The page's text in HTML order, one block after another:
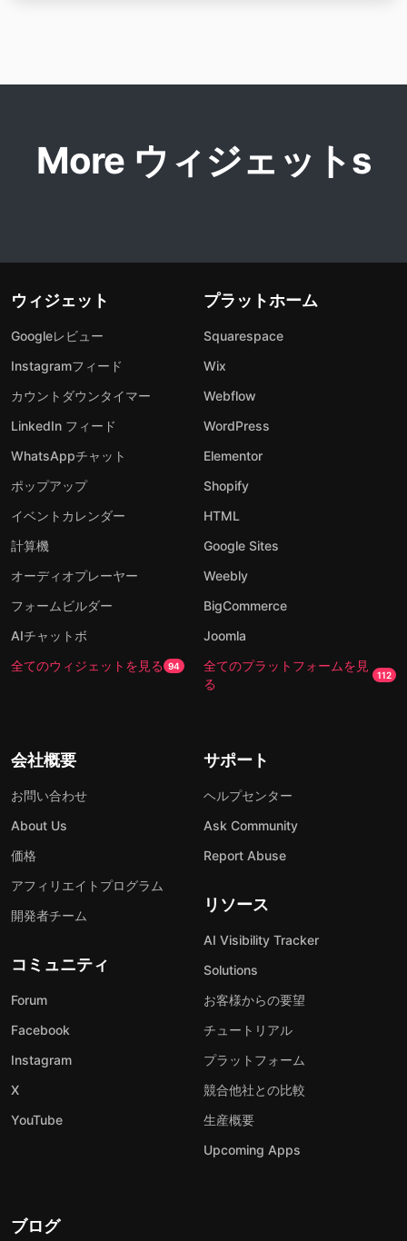
More ウィジェットs
ウィジェット
Googleレビュー
Instagramフィード
カウントダウンタイマー
LinkedIn フィード
WhatsAppチャット
ポップアップ
イベントカレンダー
計算機
オーディオプレーヤー
フォームビルダー
AIチャットボ
全てのウィジェットを見る 94
プラットホーム
Squarespace
Wix
Webflow
WordPress
Elementor
Shopify
HTML
Google Sites
Weebly
BigCommerce
Joomla
全てのプラットフォームを見
る
112
会社概要
お問い合わせ
About Us
価格
アフィリエイトプログラム
開発者チーム
コミュニティ
Forum
Facebook
Instagram
X
YouTube
サポート
ヘルプセンター
Ask Community
Report Abuse
リソース
AI Visibility Tracker
Solutions
お客様からの要望
チュートリアル
プラットフォーム
競合他社との比較
生産概要
Upcoming Apps
ブログ